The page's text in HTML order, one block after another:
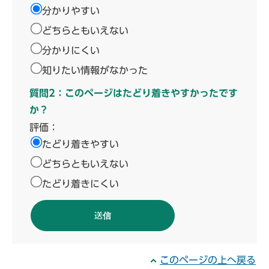
分かりやすい
どちらともいえない
分かりにくい
知りたい情報がなかった
質問2：このページはたどり着きやすかったです
か？
評価：
たどり着きやすい
どちらともいえない
たどり着きにくい
このページの上へ戻る